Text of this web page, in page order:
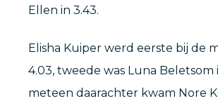
Ellen in 3.43.
Elisha Kuiper werd eerste bij de
4.03, tweede was Luna Beletsom
meteen daarachter kwam Nore